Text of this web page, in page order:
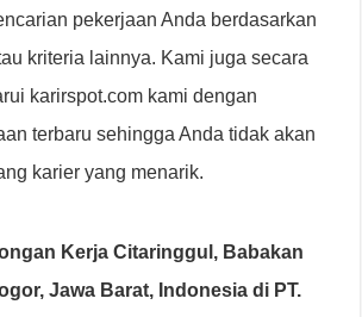
pekerjaan Anda berdasarkan
kriteria lainnya. Kami juga secara
karirspot.com kami dengan
terbaru sehingga Anda tidak akan
karier yang menarik.
Kerja Citaringgul, Babakan
Jawa Barat, Indonesia di PT.